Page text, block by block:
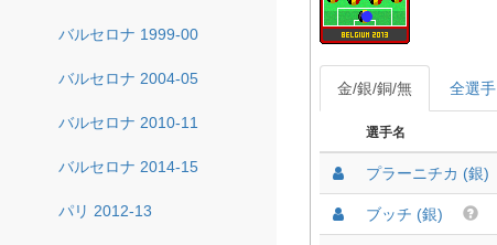
バルセロナ 1999-00
バルセロナ 2004-05
バルセロナ 2010-11
バルセロナ 2014-15
パリ 2012-13
金/銀/銅/無 全選手
選手名
プラーニチカ (銀)
ブッチ (銀)